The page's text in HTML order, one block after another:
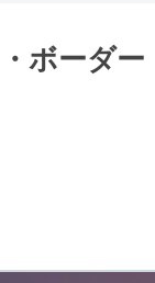
ボーダー